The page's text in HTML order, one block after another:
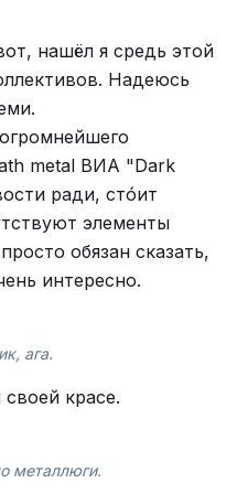
не буду. Создали
дельного найдёшь.
её обходят
поражает своей
Включаешь
завис до
из Финляндии.
нашёл я средь этой
Надеюсь
metal ВИА "Dark
ради, стóит
элементы
обязан сказать,
интересно.
ага.
красе.
металлюги.